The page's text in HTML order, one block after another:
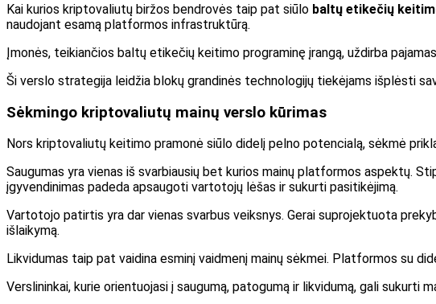
Kai kurios kriptovaliutų biržos bendrovės taip pat siūlo baltų etikečių
naudojant esamą platformos infrastruktūrą.
Įmonės, teikiančios baltų etikečių keitimo programinę įrangą, uždirba
Ši verslo strategija leidžia blokų grandinės technologijų tiekėjams išplėsti
Sėkmingo kriptovaliutų mainų verslo kūrimas
Nors kriptovaliutų keitimo pramonė siūlo didelį pelno potencialą, sėkmė
Saugumas yra vienas iš svarbiausių bet kurios mainų platformos aspektų.
įgyvendinimas padeda apsaugoti vartotojų lėšas ir sukurti pasitikėjimą.
Vartotojo patirtis yra dar vienas svarbus veiksnys. Gerai suprojektuota
išlaikymą.
Likvidumas taip pat vaidina esminį vaidmenį mainų sėkmei. Platformos su
Verslininkai, kurie orientuojasi į saugumą, patogumą ir likvidumą, gali